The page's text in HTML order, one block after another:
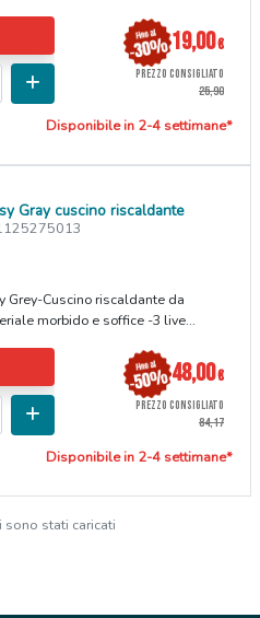
19,00€
PREZZO CONSIGLIATO
25,90
Disponibile in 2-4 settimane*
Gray cuscino riscaldante
Grey-Cuscino riscaldante da
morbido e soffice -3 live...
48,00€
PREZZO CONSIGLIATO
84,17
Disponibile in 2-4 settimane*
stati caricati